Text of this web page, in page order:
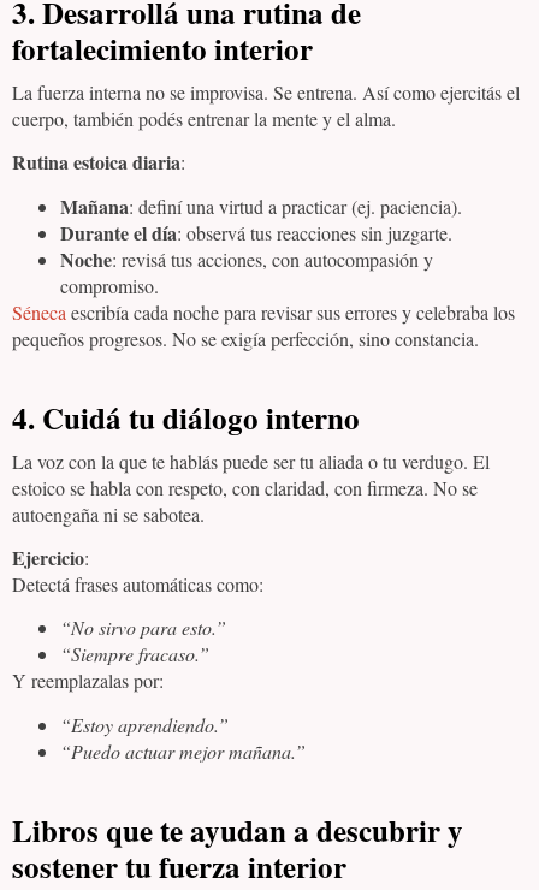
3.Desarrollá una rutina de
fortalecimiento interior
La fuerza interna no se improvisa. Se entrena. Así como ejercitás el
cuerpo, también podés entrenar la mente y el alma.
Rutina estoica diaria:
Mañana: definí una virtud a practicar (ej. paciencia).
Durante el día: observá tus reacciones sin juzgarte.
Noche: revisá tus acciones, con autocompasión y
compromiso.
Séneca escribía cada noche para revisar sus errores y celebraba los
pequeños progresos. No se exigía perfección, sino constancia.
4.Cuidá tu diálogo interno
La voz con la que te hablás puede ser tu aliada o tu verdugo. El
estoico se habla con respeto, con claridad, con firmeza. No se
autoengaña ni se sabotea.
Ejercicio:
Detectá frases automáticas como:
“No sirvo para esto.”
“Siempre fracaso.”
Y reemplazalas por:
“Estoy aprendiendo.”
“Puedo actuar mejor mañana.”
Libros que te ayudan a descubrir y
sostener tu fuerza interior